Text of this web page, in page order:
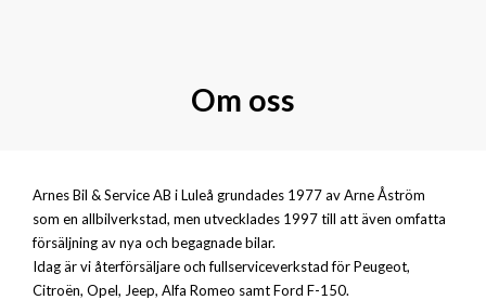
Om oss
Arnes Bil & Service AB i Luleå grundades 1977 av Arne Åström
som en allbilverkstad, men utvecklades 1997 till att även omfatta
försäljning av nya och begagnade bilar.
Idag är vi återförsäljare och fullserviceverkstad för Peugeot,
Citroën, Opel, Jeep, Alfa Romeo samt Ford F-150.